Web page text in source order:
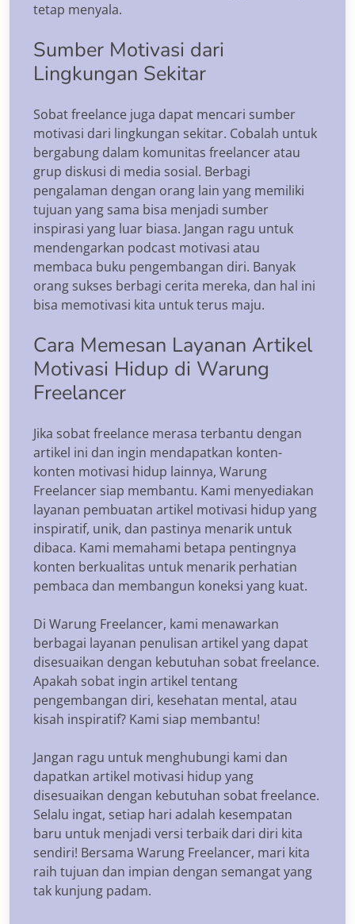
tetap menyala.
Sumber Motivasi dari
Lingkungan Sekitar
Sobat freelance juga dapat mencari sumber
motivasi dari lingkungan sekitar. Cobalah untuk
bergabung dalam komunitas freelancer atau
grup diskusi di media sosial. Berbagi
pengalaman dengan orang lain yang memiliki
tujuan yang sama bisa menjadi sumber
inspirasi yang luar biasa. Jangan ragu untuk
mendengarkan podcast motivasi atau
membaca buku pengembangan diri. Banyak
orang sukses berbagi cerita mereka, dan hal ini
bisa memotivasi kita untuk terus maju.
Cara Memesan Layanan Artikel
Motivasi Hidup di Warung
Freelancer
Jika sobat freelance merasa terbantu dengan
artikel ini dan ingin mendapatkan konten-
konten motivasi hidup lainnya, Warung
Freelancer siap membantu. Kami menyediakan
layanan pembuatan artikel motivasi hidup yang
inspiratif, unik, dan pastinya menarik untuk
dibaca. Kami memahami betapa pentingnya
konten berkualitas untuk menarik perhatian
pembaca dan membangun koneksi yang kuat.
Di Warung Freelancer, kami menawarkan
berbagai layanan penulisan artikel yang dapat
disesuaikan dengan kebutuhan sobat freelance.
Apakah sobat ingin artikel tentang
pengembangan diri, kesehatan mental, atau
kisah inspiratif? Kami siap membantu!
Jangan ragu untuk menghubungi kami dan
dapatkan artikel motivasi hidup yang
disesuaikan dengan kebutuhan sobat freelance.
Selalu ingat, setiap hari adalah kesempatan
baru untuk menjadi versi terbaik dari diri kita
sendiri! Bersama Warung Freelancer, mari kita
raih tujuan dan impian dengan semangat yang
tak kunjung padam.